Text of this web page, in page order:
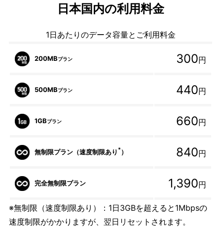
日本国内の利用料金
1日あたりのデータ容量とご利用料金
200MBプラン 300円
500MBプラン 440円
1GBプラン 660円
無制限プラン（速度制限あり * ） 840円
完全無制限プラン 1,390円
※無制限（速度制限あり）：1日3GBを超えると1Mbpsの
速度制限がかかりますが、翌日リセットされます。